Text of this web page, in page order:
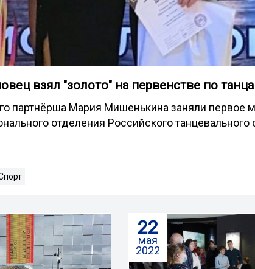
взял "золото" на первенстве по
партнёрша Мария Мишенькина заняли первое
отделения Российского танцевального
22
мая
2022